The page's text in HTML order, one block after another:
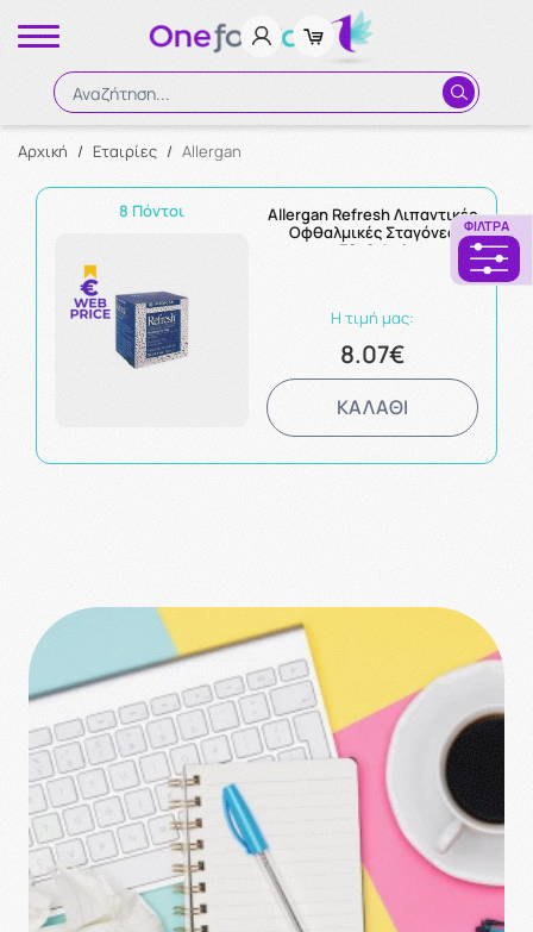
Αναζήτηση...
Αναζήτηση
Αρχική / Εταιρίες / Allergan
ΦΊΛΤΡΑ
8 Πόντοι
Allergan Refresh Λιπαντικές
Οφθαλμικές Σταγόνες
30x0.4ml
Η τιμή μας:
8.07€
ΚΑΛΑΘΙ